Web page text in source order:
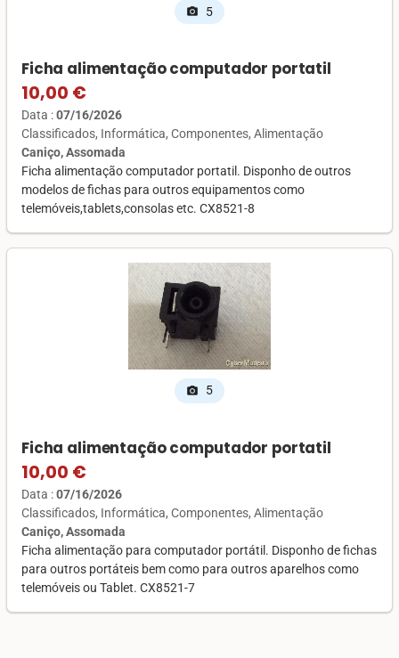
photo_camera 5
Ficha alimentação computador portatil
10,00 €
Data :07/16/2026
Classificados Informática Componentes Alimentação
Caniço, Assomada
Ficha alimentação computador portatil. Disponho de outros
modelos de fichas para outros equipamentos como
telemóveis,tablets,consolas etc. CX8521-8
photo_camera 5
Ficha alimentação computador portatil
10,00 €
Data :07/16/2026
Classificados Informática Componentes Alimentação
Caniço, Assomada
Ficha alimentação para computador portátil. Disponho de fichas
para outros portáteis bem como para outros aparelhos como
telemóveis ou Tablet. CX8521-7